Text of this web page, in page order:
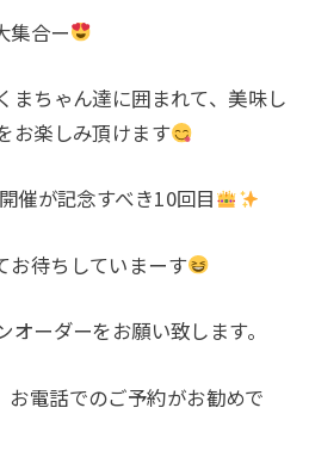
集合ー
まちゃん達に囲まれて、美味し
お楽しみ頂けます
催が記念すべき10回目
お待ちしていまーす
オーダーをお願い致します。
お電話でのご予約がお勧めで